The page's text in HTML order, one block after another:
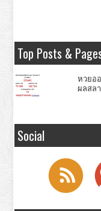
Top Posts &
หวยอ
ผลสล
Social